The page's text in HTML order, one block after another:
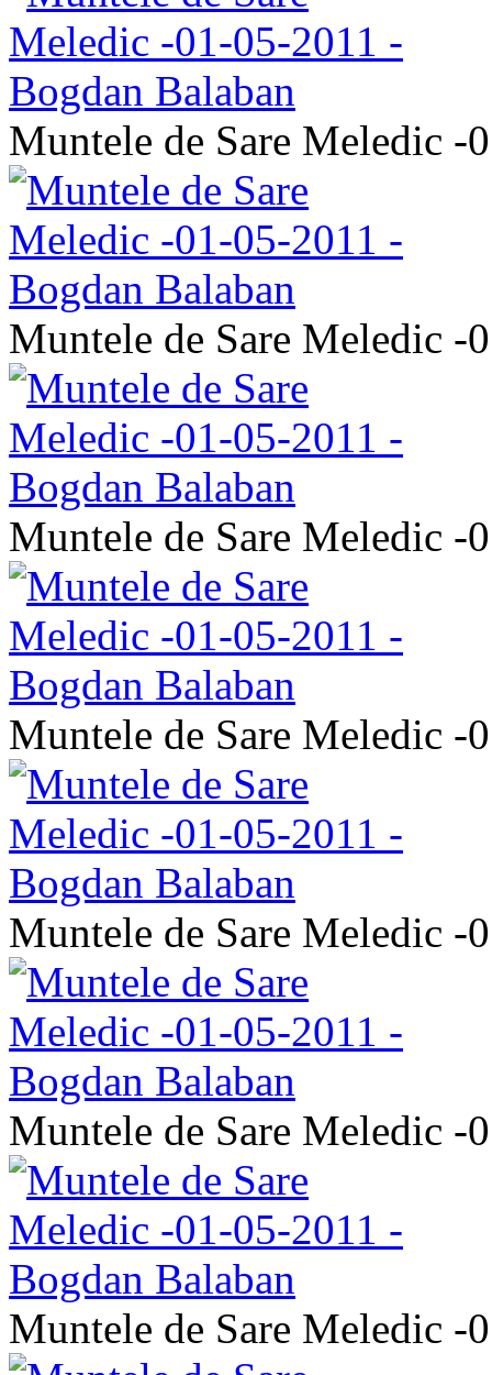
Muntele de Sare Meledic -
Muntele de Sare Meledic -
Muntele de Sare Meledic -
Muntele de Sare Meledic -
Muntele de Sare Meledic -
Muntele de Sare Meledic -
Muntele de Sare Meledic -